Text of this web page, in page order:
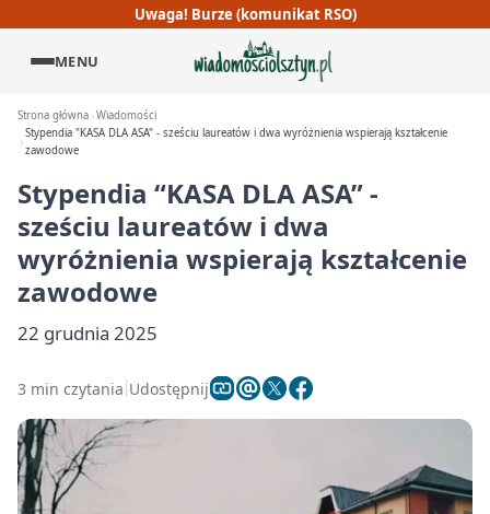
Uwaga! Burze (komunikat RSO)
MENU
Strona główna Wiadomości
Stypendia "KASA DLA ASA" - sześciu laureatów i dwa wyróżnienia wspierają kształcenie
zawodowe
Stypendia “KASA DLA ASA” -
sześciu laureatów i dwa
wyróżnienia wspierają kształcenie
zawodowe
22 grudnia 2025
3 min czytania Udostępnij